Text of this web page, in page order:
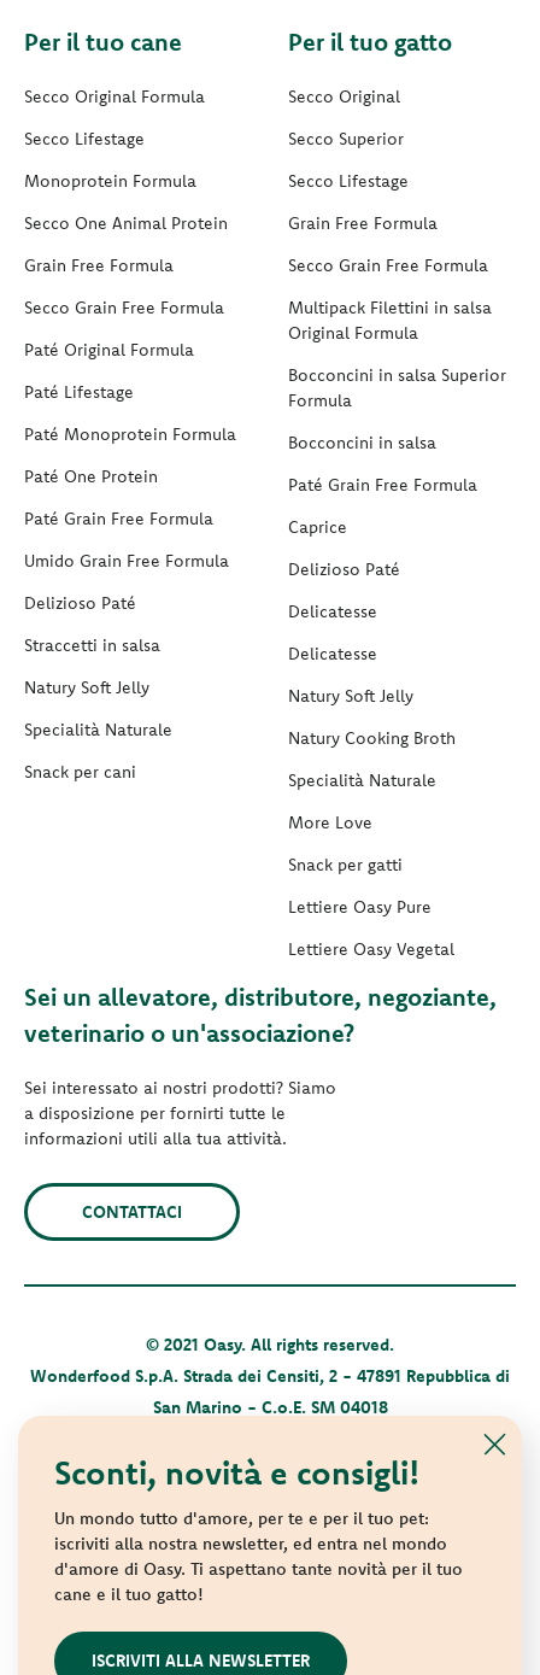
Sconti, novità e consigli!
Un mondo tutto d'amore, per te e per il tuo pet:
iscriviti alla nostra newsletter, ed entra nel mondo
d'amore di Oasy. Ti aspettano tante novità per il tuo
cane e il tuo gatto!
ISCRIVITI ALLA NEWSLETTER
Per il tuo cane
Secco Original Formula
Secco Lifestage
Monoprotein Formula
Secco One Animal Protein
Grain Free Formula
Secco Grain Free Formula
Paté Original Formula
Paté Lifestage
Paté Monoprotein Formula
Paté One Protein
Paté Grain Free Formula
Umido Grain Free Formula
Delizioso Paté
Straccetti in salsa
Natury Soft Jelly
Specialità Naturale
Snack per cani
Per il tuo gatto
Secco Original
Secco Superior
Secco Lifestage
Grain Free Formula
Secco Grain Free Formula
Multipack Filettini in salsa
Original Formula
Bocconcini in salsa Superior
Formula
Bocconcini in salsa
Paté Grain Free Formula
Caprice
Delizioso Paté
Delicatesse
Delicatesse
Natury Soft Jelly
Natury Cooking Broth
Specialità Naturale
More Love
Snack per gatti
Lettiere Oasy Pure
Lettiere Oasy Vegetal
Sei un allevatore, distributore, negoziante,
veterinario o un'associazione?
Sei interessato ai nostri prodotti? Siamo
a disposizione per fornirti tutte le
informazioni utili alla tua attività.
CONTATTACI
© 2021 Oasy. All rights reserved.
Wonderfood S.p.A. Strada dei Censiti, 2 - 47891 Repubblica di
San Marino - C.o.E. SM 04018
websolute